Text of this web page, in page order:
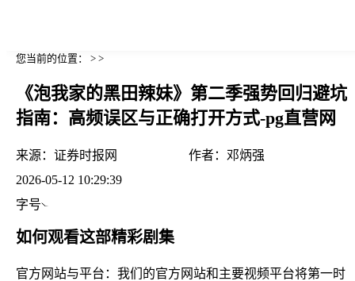
您当前的位置： > >
《泡我家的黑田辣妹》第二季强势回归避坑
指南：高频误区与正确打开方式-pg直营网
来源： 证券时报网 作者： 邓炳强
2026-05-12 10:29:39
字号
如何观看这部精彩剧集
官方网站与平台：我们的官方网站和主要视频平台将第一时